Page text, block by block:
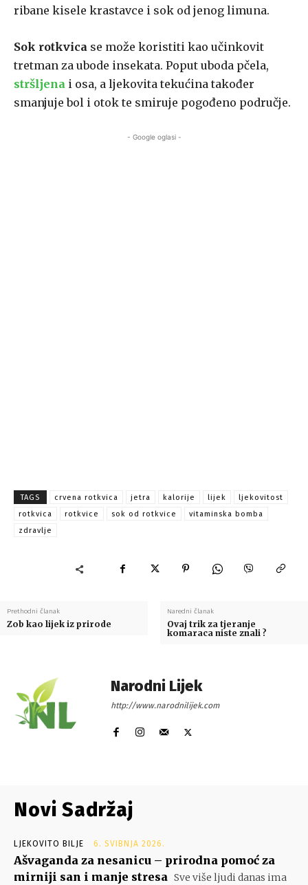
ribane kisele krastavce i sok od jenog limuna.
Sok rotkvica se može koristiti kao učinkovit
tretman za ubode insekata. Poput uboda pčela,
stršljena i osa, a ljekovita tekućina također
smanjuje bol i otok te smiruje pogođeno područje.
- Google oglasi -
TAGS crvena rotkvica jetra kalorije lijek
ljekovitost
rotkvica
rotkvice sok od rotkvice
vitaminska bomba
zdravlje
Prethodni članak
Zob kao lijek iz prirode
Naredni članak
Ovaj trik za tjeranje
komaraca niste znali ?
Narodni Lijek
http://www.narodnilijek.com
Novi Sadržaj
LJEKOVITO BILJE 6. SVIBNJA 2026.
Ašvaganda za nesanicu – prirodna pomoć za
mirniji san i manje stresa Sve više ljudi danas ima